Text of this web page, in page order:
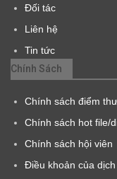
Đối tác
Liên hệ
Tin tức
Chính Sách
Chính sách điểm
Chính sách hot file/
Chính sách hội viên
Điều khoản của dịch